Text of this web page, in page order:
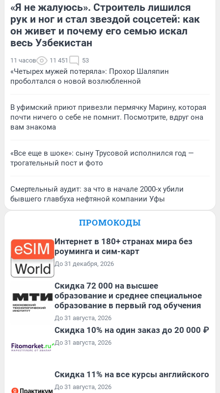
«Я не жалуюсь». Строитель лишился
рук и ног и стал звездой соцсетей: как
он живет и почему его семью искал
весь Узбекистан
11 часов 11 451 53
«Четырех мужей потеряла»: Прохор Шаляпин
проболтался о новой возлюбленной
В уфимский приют привезли пермячку Марину, которая
почти ничего о себе не помнит. Посмотрите, вдруг она
вам знакома
«Все еще в шоке»: сыну Трусовой исполнился год —
трогательный пост и фото
Смертельный аудит: за что в начале 2000-х убили
бывшего главбуха нефтяной компании Уфы
ПРОМОКОДЫ
Интернет в 180+ странах мира без
роуминга и сим-карт
До 31 декабря, 2026
Скидка 72 000 на высшее
образование и среднее специальное
образование в первый год обучения
До 31 августа, 2026
Скидка 10% на один заказ до 20 000 ₽
До 31 августа, 2026
Скидка 11% на все курсы английского
До 31 августа, 2026